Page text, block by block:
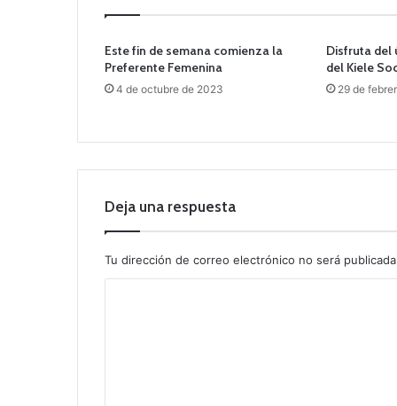
Este fin de semana comienza la
Preferente Femenina
4 de octubre de 2023
Disfruta del
del Kiele
29 de
Deja una respuesta
Tu dirección de correo electrónico no será